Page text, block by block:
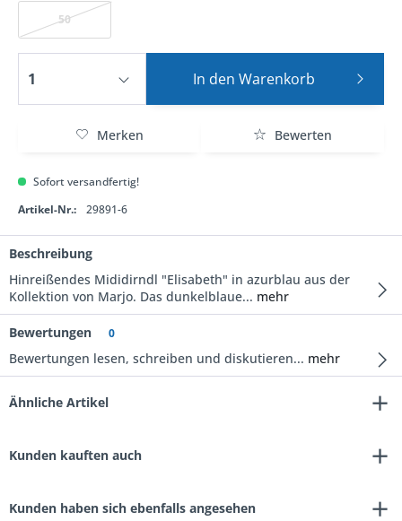
50
In den Warenkorb
Merken Bewerten
Sofort versandfertig!
Artikel-Nr.:
29891-6
Beschreibung
Hinreißendes Mididirndl "Elisabeth" in azurblau aus der
Kollektion von Marjo. Das dunkelblaue... mehr
Bewertungen 0
Bewertungen lesen, schreiben und diskutieren... mehr
Ähnliche Artikel
Kunden kauften auch
Kunden haben sich ebenfalls angesehen